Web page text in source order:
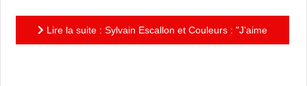
Lire la suite : Sylvain Escallon et Couleurs : "J’aime